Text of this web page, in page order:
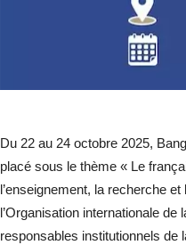
Du 22 au 24 octobre 2025,
placé sous le thème « Le
l’enseignement, la recherche
l’Organisation internationale
responsables institutionnels de